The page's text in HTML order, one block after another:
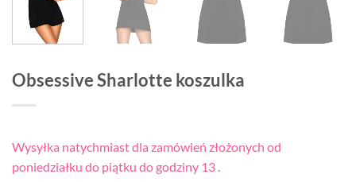
Obsessive Sharlotte koszulka
Wysyłka natychmiast dla zamówień złożonych od
poniedziałku do piątku do godziny 13 .